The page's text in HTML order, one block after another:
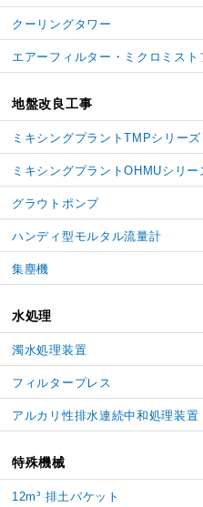
クーリングタワー
エアーフィルター・ ミクロミスト
地盤改良工事
ミキシングプラントTMPシリーズ
ミキシングプラントOHMUシリー
グラウトポンプ
ハンディ型モルタル流量計
集塵機
水処理
濁水処理装置
フィルタープレス
アルカリ性排水連続中和処理装置
特殊機械
12m³ 排土バケット